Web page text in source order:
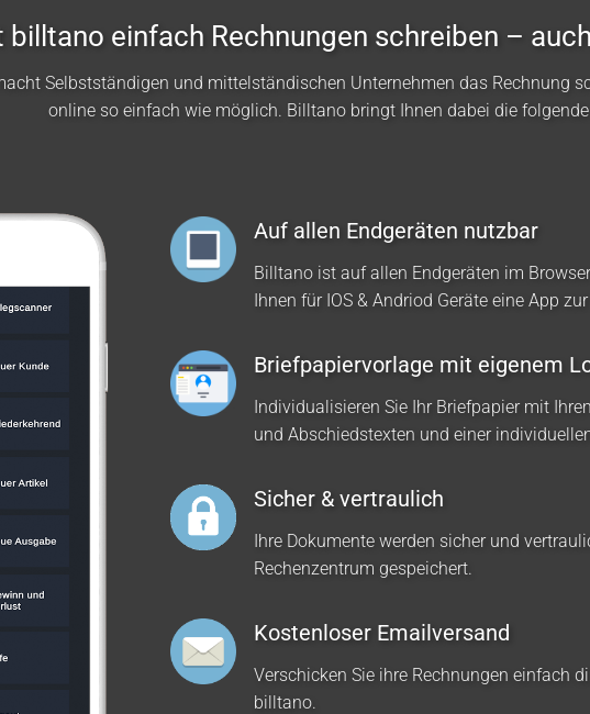
billtano einfach Rechnungen schreiben –
Selbstständigen und mittelständischen Unternehmen das Rechnung
online so einfach wie möglich. Billtano bringt Ihnen dabei die
Auf allen Endgeräten nutzbar
Billtano ist auf allen Endgeräten im
Ihnen für IOS & Andriod Geräte eine App
Briefpapiervorlage mit eigenem
Individualisieren Sie Ihr Briefpapier mit
und Abschiedstexten und einer
Sicher & vertraulich
Ihre Dokumente werden sicher und
Rechenzentrum gespeichert.
Kostenloser Emailversand
Verschicken Sie ihre Rechnungen einfach
billtano.